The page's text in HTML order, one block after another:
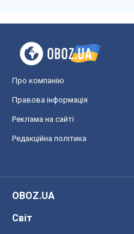
Про компанію
Правова інформація
Реклама на сайті
Редакційна політика
OBOZ.UA
Світ